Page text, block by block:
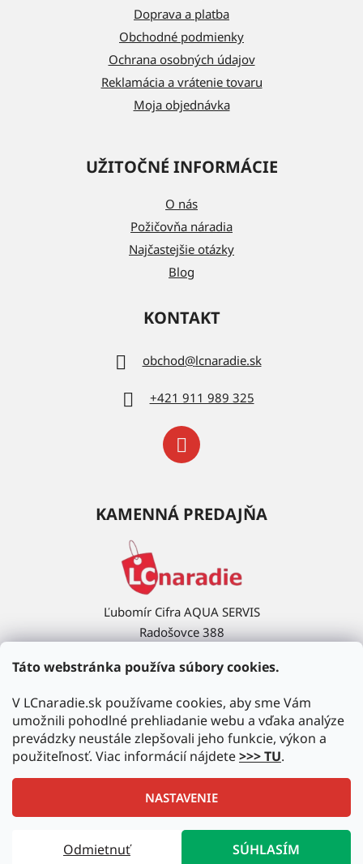
Táto webstránka používa súbory cookies.
V LCnaradie.sk používame cookies, aby sme Vám
umožnili pohodlné prehliadanie webu a vďaka analýze
prevádzky neustále zlepšovali jeho funkcie, výkon a
použiteľnosť. Viac informácií nájdete>>> TU.
NASTAVENIE
Odmietnuť SÚHLASÍM
Doprava a platba
Obchodné podmienky
Ochrana osobných údajov
Reklamácia a vrátenie tovaru
Moja objednávka
UŽITOČNÉ INFORMÁCIE
O nás
Požičovňa náradia
Najčastejšie otázky
Blog
KONTAKT
obchod@lcnaradie.sk
+421 911 989 325
KAMENNÁ PREDAJŇA
Ľubomír Cifra AQUA SERVIS
Radošovce 388
Upravil Balkys
Copyright 2026LCnaradie.sk
. Všetky práva vyhradené.